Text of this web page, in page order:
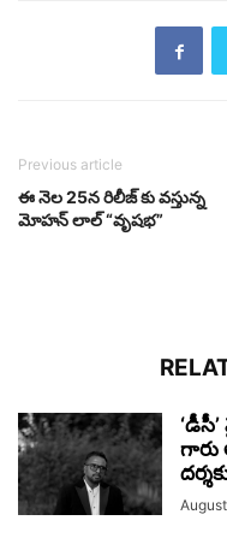
Previous article
ఈ నెల 25న రిలీజ్ కు వస్తున్న
మోహన్ లాల్ “వృష‌భ‌”
గారు